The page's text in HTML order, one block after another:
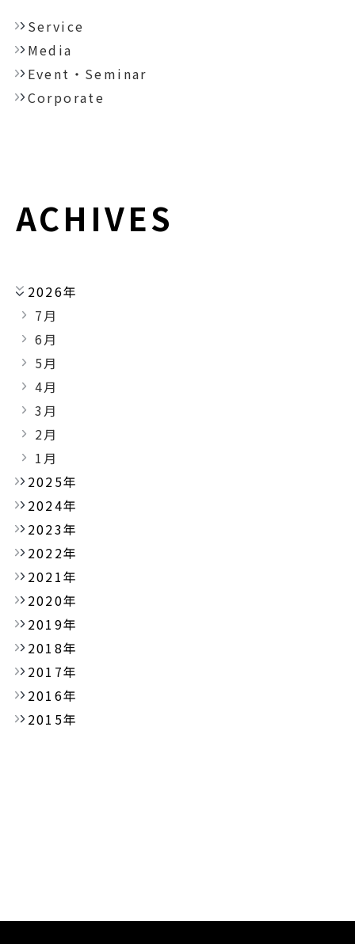
Service
Media
Event・Seminar
Corporate
ACHIVES
2026年
7月
6月
5月
4月
3月
2月
1月
2025年
2024年
2023年
2022年
2021年
2020年
2019年
2018年
2017年
2016年
2015年